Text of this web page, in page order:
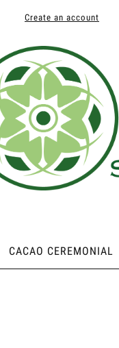
Create an account
CACAO CEREMONIAL